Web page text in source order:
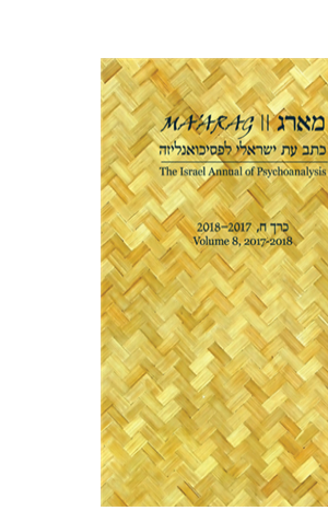
משה הלוי ספירו
הנחת אתר ספר מודפס
$35
$32